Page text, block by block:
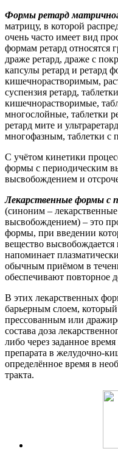
Формы ретард
матрицу, в которой
очень часто имеет вид
формам ретард относятся
драже ретард, драже с
капсулы ретард и ретард
кишечнорастворимым,
суспензия ретард,
кишечнорастворимые,
многослойные, таблетки
ретард мите и
многофазным, таблетки с
С учётом кинетики
формы с периодическим
высвобождением и
Лекарственные формы с
(синоним –
высвобождением) – это
формы, при введении
вещество
напоминает
обычным приёмом в
обеспечивают повторное
В этих лекарственных
барьерным слоем,
прессованным или
состава доза
либо через заданное
препарата в желудочно-
определённое время в
тракта.